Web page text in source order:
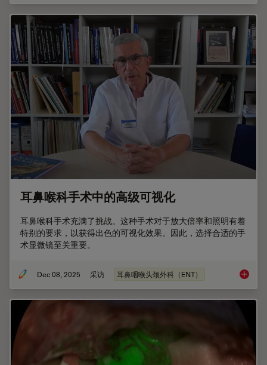
耳鼻喉科手术中的高级可视化
耳鼻喉科手术充满了挑战。这种手术对于放大倍率和照明有着
特别的要求，以获得出色的可视化效果。因此，选择合适的手
术显微镜至关重要。
Dec 08, 2025 采访 耳鼻咽喉头颈外科（ENT） 耳鼻喉